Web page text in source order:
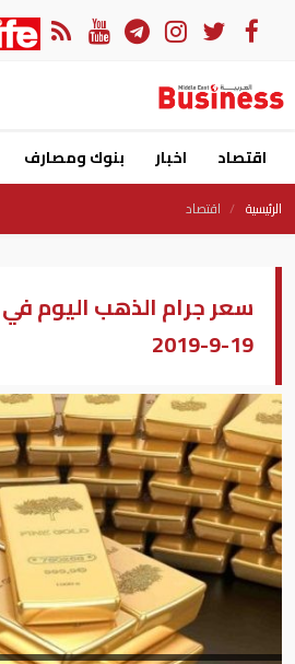
اقتصاد اخبار بنوك ومصارف
الرئيسية اقتصاد
سعر جرام الذهب اليوم
19-9-2019